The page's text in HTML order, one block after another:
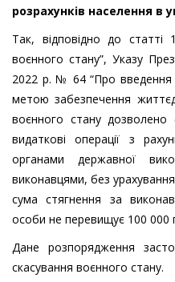
розрахунків населення в
Так, відповідно до
воєнного стану”, Указу
2022 р. № 64 “Про введення
метою забезпечення
воєнного стану дозволено
видаткові операції з
органами державної
виконавцями, без
сума стягнення за
особи не перевищує 100 000
Дане розпорядження
скасування воєнного стану.